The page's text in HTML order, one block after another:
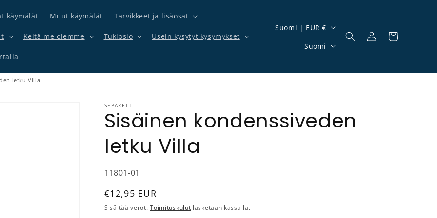
käymälät Muut käymälät Tarvikkeet ja lisäosat
Keitä me olemme Tukiosio Usein kysytyt kysymykset
Maa/alue Suomi | EUR €
Kieli
Suomi
Kirjaudu sisään
Ostoskori
letku Villa
SEPARETT
Sisäinen kondenssiveden
letku Villa
SKU-koodi:
11801-01
Normaalihinta
€12,95 EUR
Sisältää verot.Toimituskulut lasketaan kassalla.